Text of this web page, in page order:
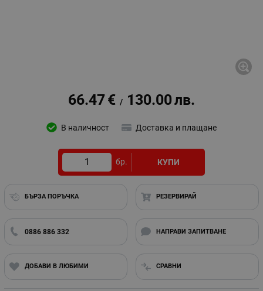
66.47€ / 130.00лв.
В наличност Доставка и плащане
бр. КУПИ
БЪРЗА ПОРЪЧКА РЕЗЕРВИРАЙ
0886 886 332 НАПРАВИ ЗАПИТВАНЕ
ДОБАВИ В ЛЮБИМИ СРАВНИ